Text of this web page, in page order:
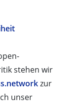
stehen wir
zur
unser